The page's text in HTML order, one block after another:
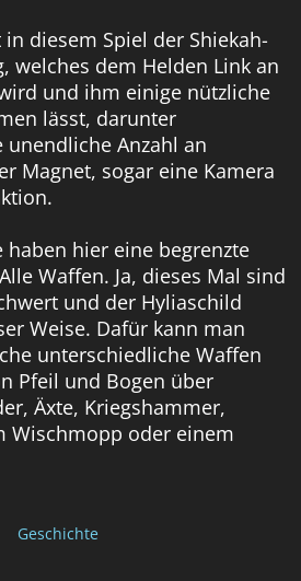
diesem Spiel der Shiekah-
welches dem Helden Link an
und ihm einige nützliche
lässt, darunter
Anzahl an
Magnet, sogar eine Kamera
haben hier eine begrenzte
Waffen. Ja, dieses Mal sind
und der Hyliaschild
Weise. Dafür kann man
unterschiedliche Waffen
Pfeil und Bogen über
Äxte, Kriegshammer,
Wischmopp oder einem
Geschichte